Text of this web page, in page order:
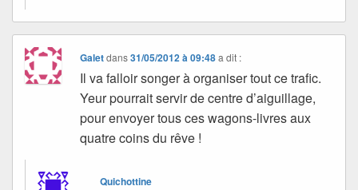
Galetdans31/05/2012 à 09:48 a dit :
Il va falloir songer à organiser tout ce trafic.
Yeur pourrait servir de centre d’aiguillage,
pour envoyer tous ces wagons-livres aux
quatre coins du rêve !
Quichottine